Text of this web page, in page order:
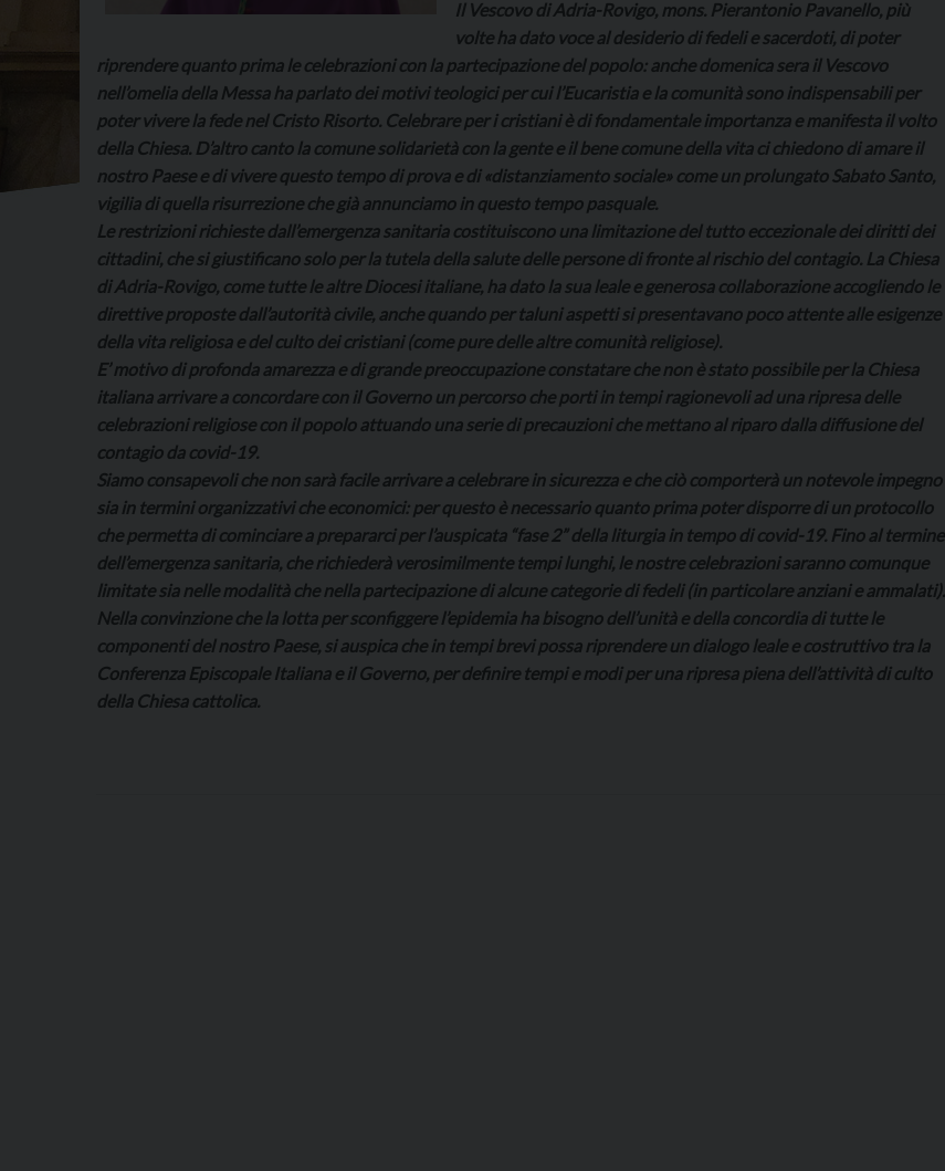
Il Vescovo di Adria-Rovigo, mons. Pierantonio Pavanello, più
volte ha dato voce al desiderio di fedeli e sacerdoti, di poter
riprendere quanto prima le celebrazioni con la partecipazione del popolo: anche domenica sera il Vescovo
nell’omelia della Messa ha parlato dei motivi teologici per cui l’Eucaristia e la comunità sono indispensabili per
poter vivere la fede nel Cristo Risorto. Celebrare per i cristiani è di fondamentale importanza e manifesta il volto
della Chiesa. D’altro canto la comune solidarietà con la gente e il bene comune della vita ci chiedono di amare il
nostro Paese e di vivere questo tempo di prova e di «distanziamento sociale» come un prolungato Sabato Santo,
vigilia di quella risurrezione che già annunciamo in questo tempo pasquale.
Le restrizioni richieste dall’emergenza sanitaria costituiscono una limitazione del tutto eccezionale dei diritti dei
cittadini, che si giustificano solo per la tutela della salute delle persone di fronte al rischio del contagio. La Chiesa
di Adria-Rovigo, come tutte le altre Diocesi italiane, ha dato la sua leale e generosa collaborazione accogliendo le
direttive proposte dall’autorità civile, anche quando per taluni aspetti si presentavano poco attente alle esigenze
della vita religiosa e del culto dei cristiani (come pure delle altre comunità religiose).
E’ motivo di profonda amarezza e di grande preoccupazione constatare che non è stato possibile per la Chiesa
italiana arrivare a concordare con il Governo un percorso che porti in tempi ragionevoli ad una ripresa delle
celebrazioni religiose con il popolo attuando una serie di precauzioni che mettano al riparo dalla diffusione del
contagio da covid-19.
Siamo consapevoli che non sarà facile arrivare a celebrare in sicurezza e che ciò comporterà un notevole impegno
sia in termini organizzativi che economici: per questo è necessario quanto prima poter disporre di un protocollo
che permetta di cominciare a prepararci per l’auspicata “fase 2” della liturgia in tempo di covid-19. Fino al termine
dell’emergenza sanitaria, che richiederà verosimilmente tempi lunghi, le nostre celebrazioni saranno comunque
limitate sia nelle modalità che nella partecipazione di alcune categorie di fedeli (in particolare anziani e ammalati).
Nella convinzione che la lotta per sconfiggere l’epidemia ha bisogno dell’unità e della concordia di tutte le
componenti del nostro Paese, si auspica che in tempi brevi possa riprendere un dialogo leale e costruttivo tra la
Conferenza Episcopale Italiana e il Governo, per definire tempi e modi per una ripresa piena dell’attività di culto
della Chiesa cattolica.